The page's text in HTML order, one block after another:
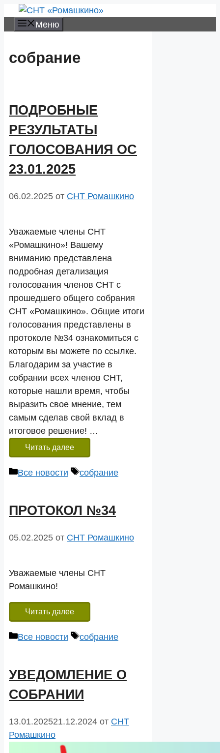
Перейти
Меню
собрание
ПОДРОБНЫЕ
РЕЗУЛЬТАТЫ
ГОЛОСОВАНИЯ ОС
23.01.2025
06.02.2025 от СНТ Ромашкино
Уважаемые члены СНТ
«Ромашкино»! Вашему
вниманию представлена
подробная детализация
голосования членов СНТ с
прошедшего общего собрания
СНТ «Ромашкино». Общие итоги
голосования представлены в
протоколе №34 ознакомиться с
которым вы можете по ссылке.
Благодарим за участие в
собрании всех членов СНТ,
которые нашли время, чтобы
выразить свое мнение, тем
самым сделав свой вклад в
итоговое решение! …
Читать далее
Рубрики
Все новости Метки
собрание
ПРОТОКОЛ №34
05.02.2025 от СНТ Ромашкино
Уважаемые члены СНТ
Ромашкино!
Читать далее
Рубрики
Все новости Метки
собрание
УВЕДОМЛЕНИЕ О
СОБРАНИИ
13.01.202521.12.2024 от СНТ
Ромашкино